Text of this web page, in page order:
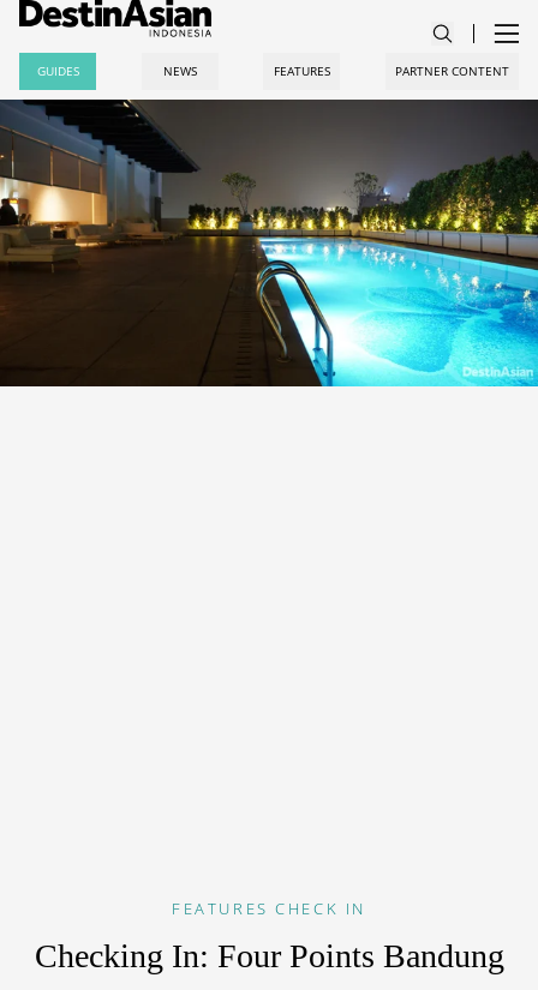
GUIDES NEWS FEATURES PARTNER CONTENT
FEATURES CHECK IN
Checking In: Four Points Bandung